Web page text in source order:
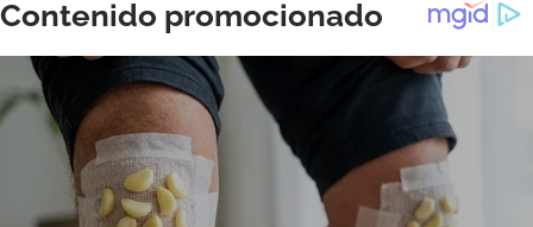
Gracias por suscribirte a nuestro boletín.
ACEPTAR